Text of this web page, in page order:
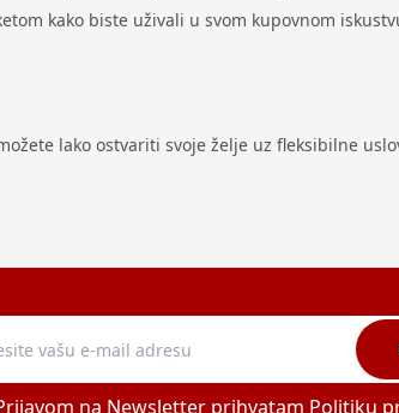
kako biste uživali u svom kupovnom
lako ostvariti svoje želje uz fleksibilne
na Newsletter prihvatam Politiku